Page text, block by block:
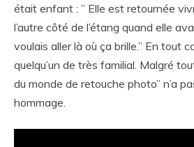
était enfant : ” Elle est retournée
l’autre côté de l’étang quand elle
voulais aller là où ça brille.” En tout
quelqu’un de très familial. Malgré
du monde de retouche photo” n’a
hommage.